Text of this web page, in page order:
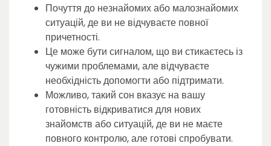
Почуття до незнайомих або малознайомих
ситуацій, де ви не відчуваєте повної
причетності.
Це може бути сигналом, що ви стикаєтесь із
чужими проблемами, але відчуваєте
необхідність допомогти або підтримати.
Можливо, такий сон вказує на вашу
готовність відкриватися для нових
знайомств або ситуацій, де ви не маєте
повного контролю, але готові спробувати.